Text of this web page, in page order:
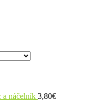
a náčelník 3,80€